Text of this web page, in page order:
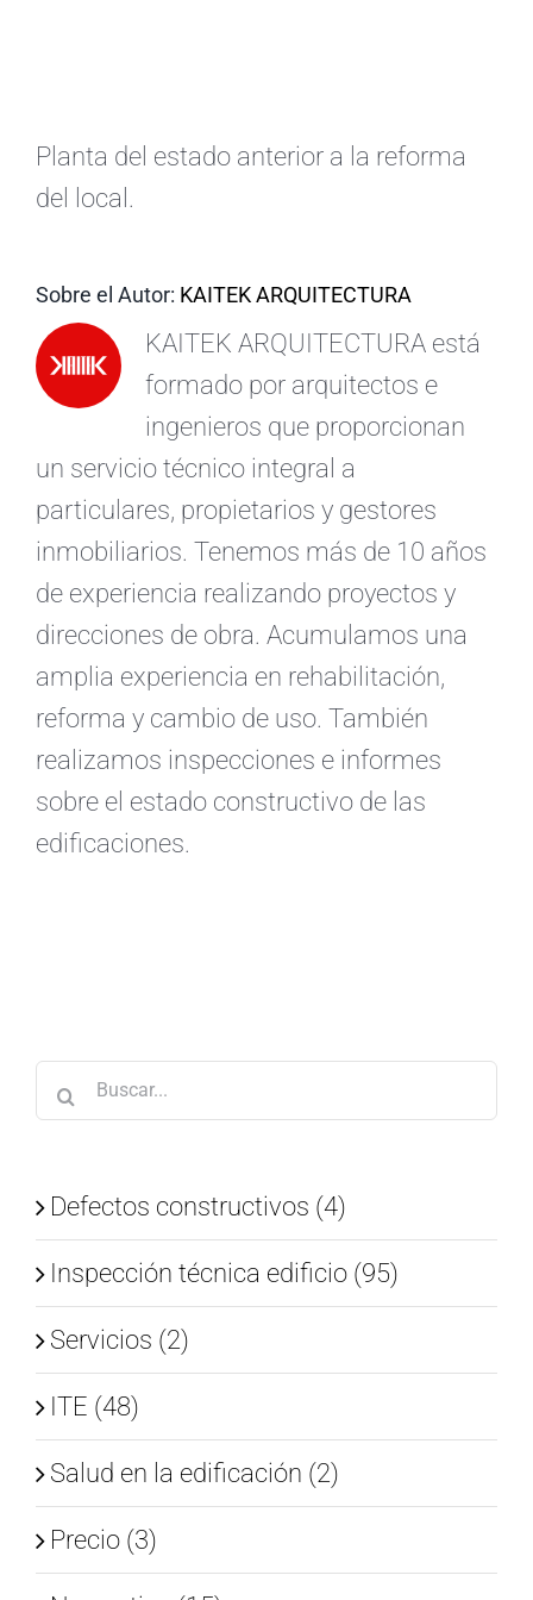
Planta del estado anterior a la reforma
del local.
Sobre el Autor: KAITEK ARQUITECTURA
KAITEK ARQUITECTURA está
formado por arquitectos e
ingenieros que proporcionan
un servicio técnico integral a
particulares, propietarios y gestores
inmobiliarios. Tenemos más de 10 años
de experiencia realizando proyectos y
direcciones de obra. Acumulamos una
amplia experiencia en rehabilitación,
reforma y cambio de uso. También
realizamos inspecciones e informes
sobre el estado constructivo de las
edificaciones.
Buscar:
Defectos constructivos (4)
Inspección técnica edificio (95)
Servicios (2)
ITE (48)
Salud en la edificación (2)
Precio (3)